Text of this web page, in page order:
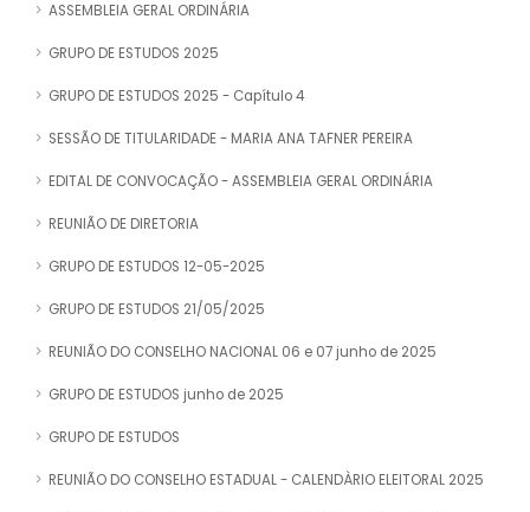
ASSEMBLEIA GERAL ORDINÁRIA
GRUPO DE ESTUDOS 2025
GRUPO DE ESTUDOS 2025 - Capítulo 4
SESSÃO DE TITULARIDADE - MARIA ANA TAFNER PEREIRA
EDITAL DE CONVOCAÇÃO - ASSEMBLEIA GERAL ORDINÁRIA
REUNIÃO DE DIRETORIA
GRUPO DE ESTUDOS 12-05-2025
GRUPO DE ESTUDOS 21/05/2025
REUNIÃO DO CONSELHO NACIONAL 06 e 07 junho de 2025
GRUPO DE ESTUDOS junho de 2025
GRUPO DE ESTUDOS
REUNIÃO DO CONSELHO ESTADUAL - CALENDÀRIO ELEITORAL 2025